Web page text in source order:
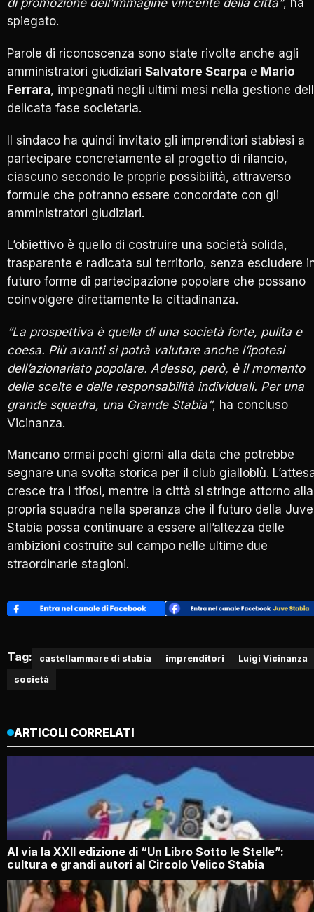
di promozione dell’immagine vincente della città”, ha
spiegato.
Parole di riconoscenza sono state rivolte anche agli
amministratori giudiziari Salvatore Scarpa e Mario
Ferrara, impegnati negli ultimi mesi nella gestione
delicata fase societaria.
Il sindaco ha quindi invitato gli imprenditori stabiesi a
partecipare concretamente al progetto di rilancio,
ciascuno secondo le proprie possibilità, attraverso
formule che potranno essere concordate con gli
amministratori giudiziari.
L’obiettivo è quello di costruire una società solida,
trasparente e radicata sul territorio, senza escludere
futuro forme di partecipazione popolare che possano
coinvolgere direttamente la cittadinanza.
“La prospettiva è quella di una società forte, pulita e
coesa. Più avanti si potrà valutare anche l’ipotesi
dell’azionariato popolare. Adesso, però, è il momento
delle scelte e delle responsabilità individuali. Per una
grande squadra, una Grande Stabia”, ha concluso
Vicinanza.
Mancano ormai pochi giorni alla data che potrebbe
segnare una svolta storica per il club gialloblù.
cresce tra i tifosi, mentre la città si stringe attorno alla
propria squadra nella speranza che il futuro della Juve
Stabia possa continuare a essere all’altezza delle
ambizioni costruite sul campo nelle ultime due
straordinarie stagioni.
Tag: castellammare di stabia imprenditori
Luigi Vicinanza
società
ARTICOLI CORRELATI
Al via la XXII edizione di “Un Libro Sotto le Stelle”:
cultura e grandi autori al Circolo Velico Stabia